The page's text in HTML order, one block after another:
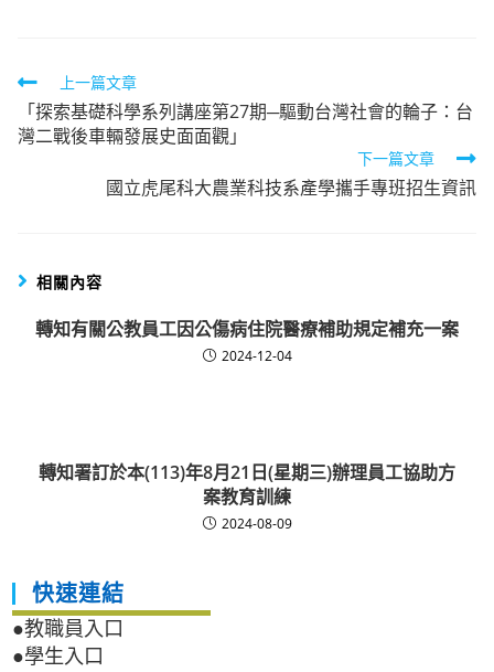
Read
more
articles
上一篇文章
「探索基礎科學系列講座第27期─驅動台灣社會的輪子：台
灣二戰後車輛發展史面面觀」
下一篇文章
國立虎尾科大農業科技系產學攜手專班招生資訊
相關內容
轉知有關公教員工因公傷病住院醫療補助規定補充一案
2024-12-04
轉知署訂於本(113)年8月21日(星期三)辦理員工協助方
案教育訓練
2024-08-09
快速連結
●教職員入口
●學生入口